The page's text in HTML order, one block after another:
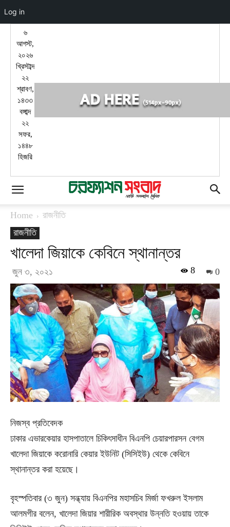
৬
আগস্ট,
২০২৬
খ্রিস্টাব্দ
২২
শ্রাবণ,
১৪৩৩
বঙ্গাব্দ
২২
সফর,
১৪৪৮
হিজরি
Home
রাজনীতি
রাজনীতি
খালেদা জিয়াকে কেবিনে স্থানান্তর
জুন ৩, ২০২১ 0
8
নিজস্ব প্রতিবেদক
ঢাকার এভারকেয়ার হাসপাতালে চিকিৎসাধীন বিএনপি চেয়ারপারসন বেগম
খালেদা জিয়াকে করোনারি কেয়ার ইউনিট (সিসিইউ) থেকে কেবিনে
স্থানান্তর করা হয়েছে।
বৃহস্পতিবার (৩ জুন) সন্ধ্যায় বিএনপির মহাসচিব মির্জা ফখরুল ইসলাম
আলমগীর বলেন, খালেদা জিয়ার শারীরিক অবস্থার উন্নতি হওয়ায় তাকে
Log in